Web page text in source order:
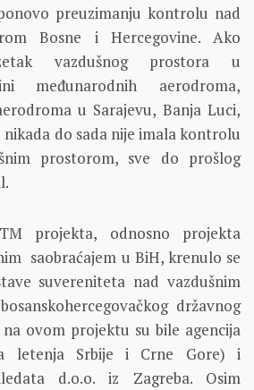
preuzimanju kontrolu nad
Bosne i Hercegovine. Ako
vazdušnog prostora u
međunarodnih aerodroma,
u Sarajevu, Banja Luci,
do sada nije imala kontrolu
prostorom, sve do prošlog
projekta, odnosno projekta
saobraćajem u BiH, krenulo se
suvereniteta nad vazdušnim
državnog
na ovom projektu su bile agencija
letenja Srbije i Crne Gore) i
d.o.o. iz Zagreba. Osim